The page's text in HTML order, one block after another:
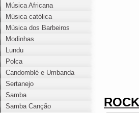
Música Africana
Música católica
Música dos Barbeiros
Modinhas
Lundu
Polca
Candomblé e Umbanda
Sertanejo
Samba
Samba Canção